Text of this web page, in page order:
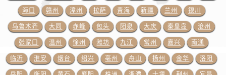
澳门特别行政区大堂区议事亭前地（新马路）江诗丹顿售后服务中心（需提前预约）
澳门特别行政区风顺堂区南湾大马路江诗丹顿售后服务中心（需提前预约）
澳门特别行政区花地玛堂区关闸广场江诗丹顿售后服务中心（需提前预约）
澳门特别行政区花王堂区大三巴商圈江诗丹顿售后服务中心（需提前预约）
澳门特别行政区嘉模堂区官也街江诗丹顿售后服务中心（需提前预约）
海口 赣州 漳州 拉萨 青海 新疆 兰州 银川
乌鲁木齐 大同 赤峰 包头 阳泉 大庆 秦皇岛 沧州
张家口 温州 徐州 潍坊 九江 常州 嘉兴 南通
临沂 淮安 烟台 绍兴 亳州 舟山 扬州 金华 洛阳